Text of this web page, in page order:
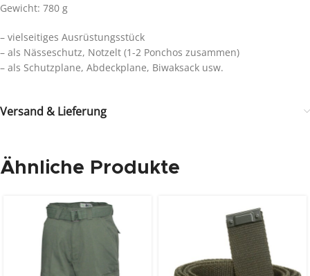
Gewicht: 780 g
– vielseitiges Ausrüstungsstück
– als Nässeschutz, Notzelt (1-2 Ponchos zusammen)
– als Schutzplane, Abdeckplane, Biwaksack usw.
Versand & Lieferung
Ähnliche Produkte